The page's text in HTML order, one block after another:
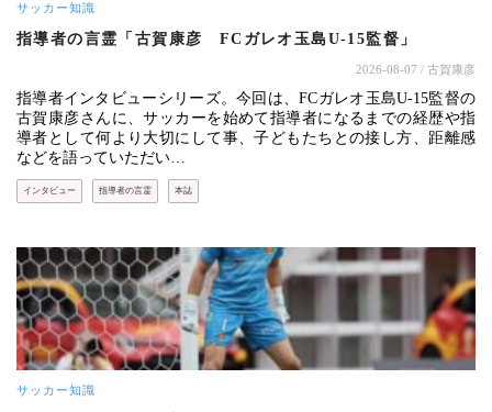
サッカー知識
指導者の言霊「古賀康彦 FCガレオ玉島U-15監督」
2026-08-07 / 古賀康彦
指導者インタビューシリーズ。今回は、FCガレオ玉島U-15監督の
古賀康彦さんに、サッカーを始めて指導者になるまでの経歴や指
導者として何より大切にして事、子どもたちとの接し方、距離感
などを語っていただい…
インタビュー 指導者の言霊 本誌
サッカー知識